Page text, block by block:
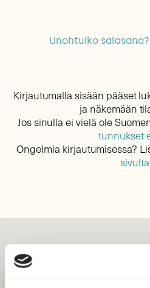
Unohtuiko salasana?
Kirjautumalla sisään pääset
ja näkemään
Jos sinulla ei vielä ole
tunnukset
Ongelmia kirjautumisessa?
sivulta